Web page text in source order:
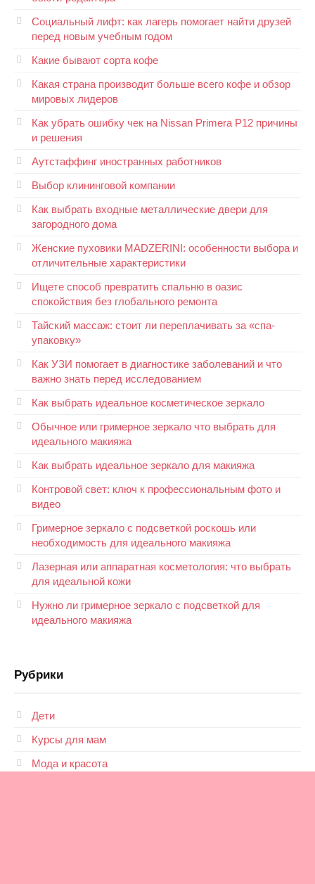
Социальный лифт: как лагерь помогает найти друзей
перед новым учебным годом
Какие бывают сорта кофе
Какая страна производит больше всего кофе и обзор
мировых лидеров
Как убрать ошибку чек на Nissan Primera P12 причины
и решения
Аутстаффинг иностранных работников
Выбор клининговой компании
Как выбрать входные металлические двери для
загородного дома
Женские пуховики MADZERINI: особенности выбора и
отличительные характеристики
Ищете способ превратить спальню в оазис
спокойствия без глобального ремонта
Тайский массаж: стоит ли переплачивать за «спа-
упаковку»
Как УЗИ помогает в диагностике заболеваний и что
важно знать перед исследованием
Как выбрать идеальное косметическое зеркало
Обычное или гримерное зеркало что выбрать для
идеального макияжа
Как выбрать идеальное зеркало для макияжа
Контровой свет: ключ к профессиональным фото и
видео
Гримерное зеркало с подсветкой роскошь или
необходимость для идеального макияжа
Лазерная или аппаратная косметология: что выбрать
для идеальной кожи
Нужно ли гримерное зеркало с подсветкой для
идеального макияжа
Рубрики
Дети
Курсы для мам
Мода и красота